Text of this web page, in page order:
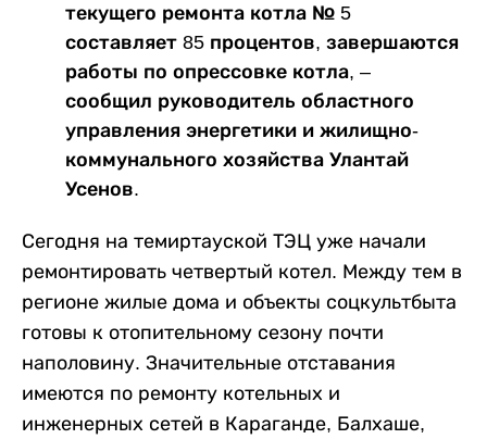
текущего ремонта котла № 5
составляет 85 процентов, завершаются
работы по опрессовке котла, –
сообщил руководитель областного
управления энергетики и жилищно-
коммунального хозяйства Улантай
Усенов.
Сегодня на темиртауской ТЭЦ уже начали
ремонтировать четвертый котел. Между тем в
регионе жилые дома и объекты соцкультбыта
готовы к отопительному сезону почти
наполовину. Значительные отставания
имеются по ремонту котельных и
инженерных сетей в Караганде, Балхаше,